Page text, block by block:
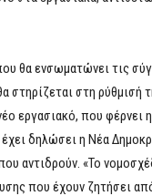
θα ενσωματώνει τις
στηρίζεται στη
εργασιακό, που φέρνει
δηλώσει η Νέα
αντιδρούν. «Το
που έχουν ζητήσει